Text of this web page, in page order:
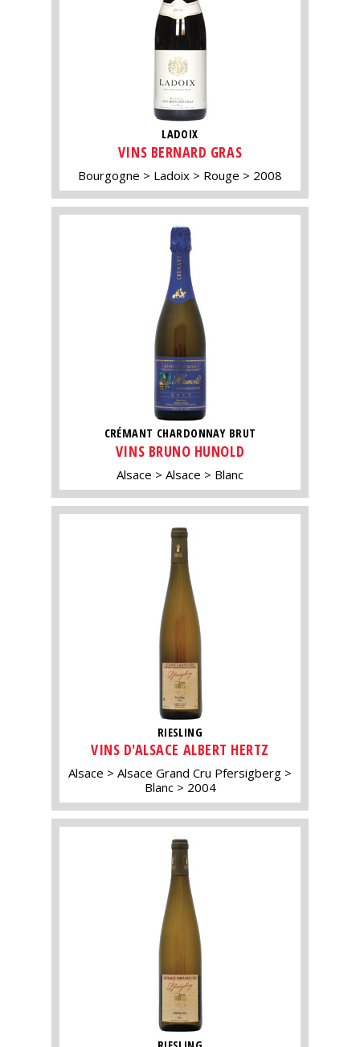
LADOIX
VINS BERNARD GRAS
Bourgogne Ladoix Rouge 2008
CRÉMANT CHARDONNAY BRUT
VINS BRUNO HUNOLD
Alsace Alsace Blanc
RIESLING
VINS D'ALSACE ALBERT HERTZ
Alsace
Alsace Grand Cru Pfersigberg
Blanc
2004